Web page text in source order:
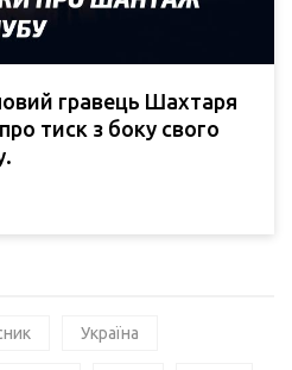
гравець Шахтаря
тиск з боку свого
Україна